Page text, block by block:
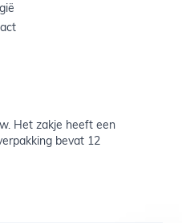
Het zakje heeft een
bevat 12